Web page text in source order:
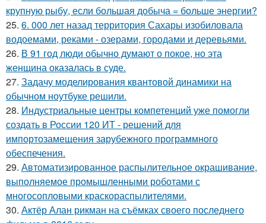
крупную рыбу, если большая добыча = больше энергии?
25. 6. 000 лет назад территория Сахары изобиловала
водоемами, реками - озерами, городами и деревьями.
26. В 91 год люди обычно думают о покое, но эта
женщина оказалась в суде.
27. Задачу моделирования квантовой динамики на
обычном ноутбуке решили.
28. Индустриальные центры компетенций уже помогли
создать в России 120 ИТ - решений для
импортозамещения зарубежного программного
обеспечения.
29. Автоматизированное распылительное окрашивание,
выполняемое промышленными роботами с
многосопловыми краскораспылителями.
30. Актёр Алан рикман на съёмках своего последнего